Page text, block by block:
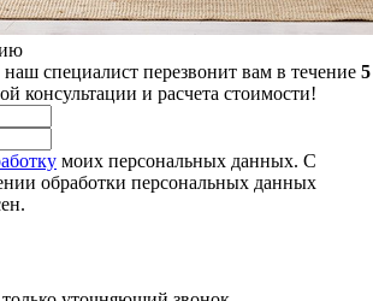
специалист перезвонит вам в течение 5
консультации и расчета стоимости!
моих персональных данных. С
обработки персональных данных